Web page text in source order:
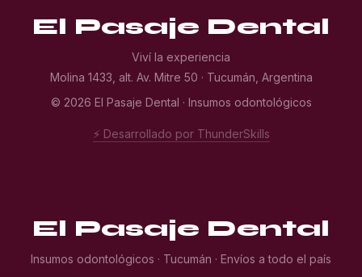
El Pasaje Dental
Viví la experiencia
Molina 1433, alt. Av. Mitre 50 · Tucumán, Argentina
© 2026 El Pasaje Dental · Insumos odontológicos
⚡ Desarrollado por ThunderSkills
El Pasaje Dental
Insumos odontológicos · Tucumán · Envíos a todo el país